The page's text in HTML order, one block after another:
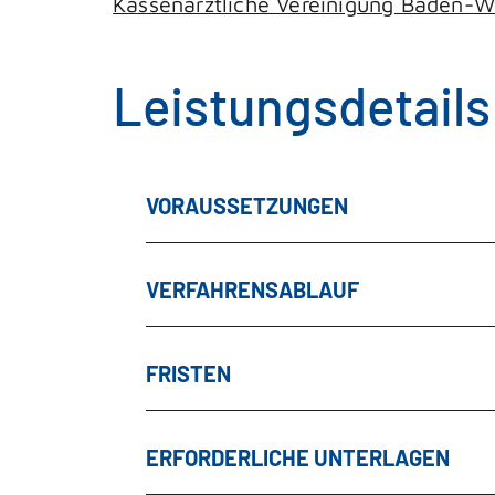
Leistungsdetails
VORAUSSETZUNGEN
VERFAHRENSABLAUF
FRISTEN
ERFORDERLICHE UNTERLAGEN